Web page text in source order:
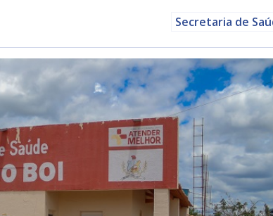
Secretaria de